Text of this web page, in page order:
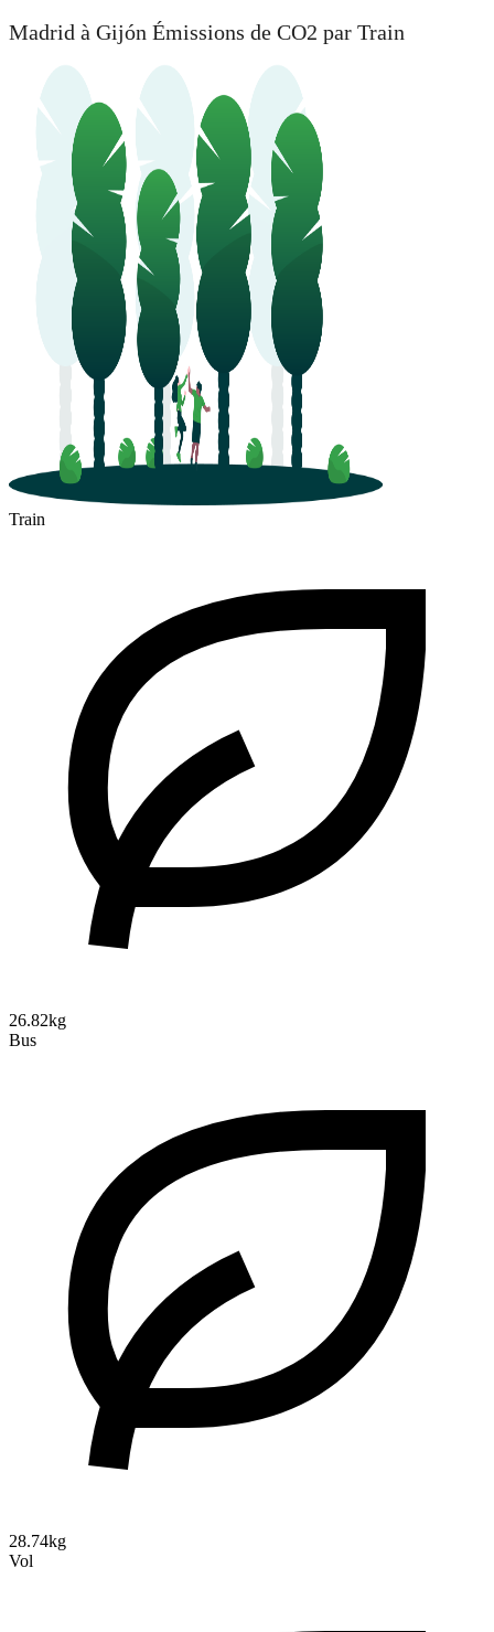
Madrid à Gijón Émissions de CO2 par Train
Train
26.82kg
Bus
28.74kg
Vol